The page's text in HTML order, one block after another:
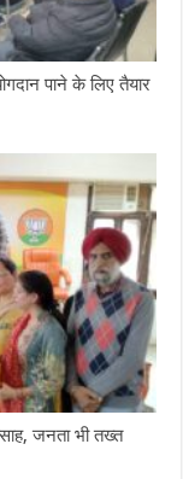
पाने के लिए तैयार
जनता भी तख्त